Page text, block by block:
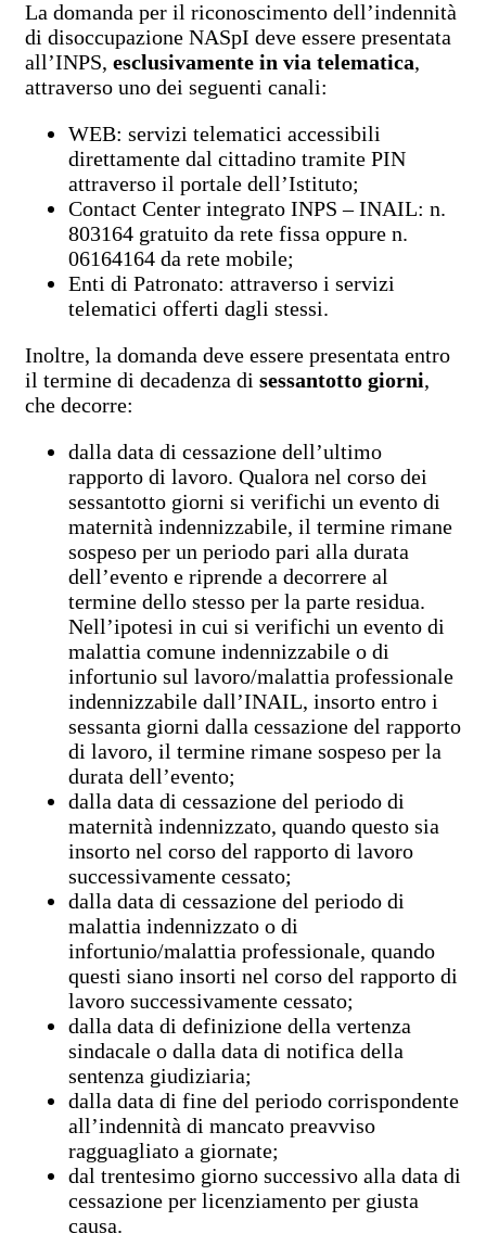
La domanda per il riconoscimento dell’indennità
di disoccupazione NASpI deve essere presentata
all’INPS, esclusivamente in via telematica,
attraverso uno dei seguenti canali:
WEB: servizi telematici accessibili
direttamente dal cittadino tramite PIN
attraverso il portale dell’Istituto;
Contact Center integrato INPS – INAIL: n.
803164 gratuito da rete fissa oppure n.
06164164 da rete mobile;
Enti di Patronato: attraverso i servizi
telematici offerti dagli stessi.
Inoltre, la domanda deve essere presentata entro
il termine di decadenza di sessantotto giorni,
che decorre:
dalla data di cessazione dell’ultimo
rapporto di lavoro. Qualora nel corso dei
sessantotto giorni si verifichi un evento di
maternità indennizzabile, il termine rimane
sospeso per un periodo pari alla durata
dell’evento e riprende a decorrere al
termine dello stesso per la parte residua.
Nell’ipotesi in cui si verifichi un evento di
malattia comune indennizzabile o di
infortunio sul lavoro/malattia professionale
indennizzabile dall’INAIL, insorto entro i
sessanta giorni dalla cessazione del rapporto
di lavoro, il termine rimane sospeso per la
durata dell’evento;
dalla data di cessazione del periodo di
maternità indennizzato, quando questo sia
insorto nel corso del rapporto di lavoro
successivamente cessato;
dalla data di cessazione del periodo di
malattia indennizzato o di
infortunio/malattia professionale, quando
questi siano insorti nel corso del rapporto di
lavoro successivamente cessato;
dalla data di definizione della vertenza
sindacale o dalla data di notifica della
sentenza giudiziaria;
dalla data di fine del periodo corrispondente
all’indennità di mancato preavviso
ragguagliato a giornate;
dal trentesimo giorno successivo alla data di
cessazione per licenziamento per giusta
causa.